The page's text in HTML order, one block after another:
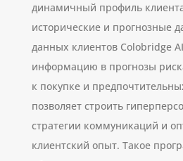
динамичный профиль
исторические и прогнозные
данных клиентов Colobridge
информацию в прогнозы
к покупке и
позволяет строить
стратегии коммуникаций и
клиентский опыт. Такое